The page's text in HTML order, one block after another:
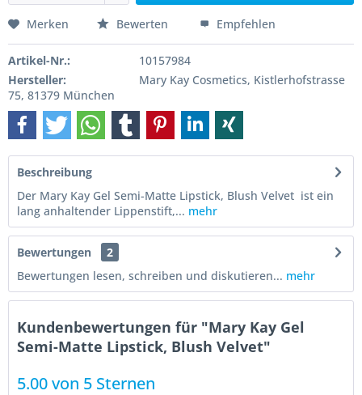
Merken Bewerten Empfehlen
Artikel-Nr.:
10157984
Hersteller:
Mary Kay Cosmetics, Kistlerhofstrasse
75, 81379 München
Beschreibung
Der Mary Kay Gel Semi-Matte Lipstick, Blush Velvet ist ein
lang anhaltender Lippenstift,... mehr
Bewertungen
2
Bewertungen lesen, schreiben und diskutieren... mehr
Kundenbewertungen für "Mary Kay Gel
Semi-Matte Lipstick, Blush Velvet"
5.00 von 5 Sternen